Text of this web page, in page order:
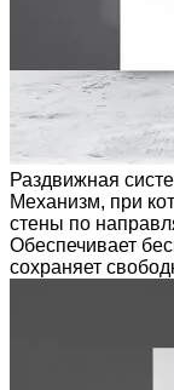
Раздвижная
Механизм, при
стены по
Обеспечивает
сохраняет